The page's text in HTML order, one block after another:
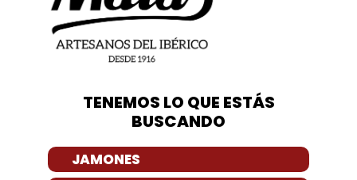
TENEMOS LO QUE ESTÁS
BUSCANDO
JAMONES